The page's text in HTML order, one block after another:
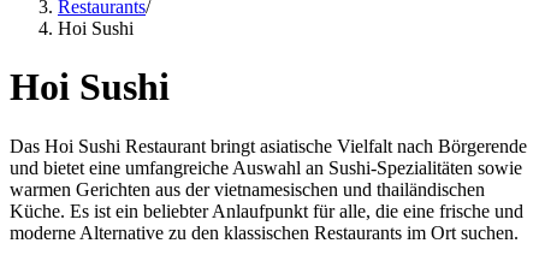
Restaurants/
Hoi Sushi
Hoi Sushi
Das Hoi Sushi Restaurant bringt asiatische Vielfalt nach Börgerende
und bietet eine umfangreiche Auswahl an Sushi-Spezialitäten sowie
warmen Gerichten aus der vietnamesischen und thailändischen
Küche. Es ist ein beliebter Anlaufpunkt für alle, die eine frische und
moderne Alternative zu den klassischen Restaurants im Ort suchen.